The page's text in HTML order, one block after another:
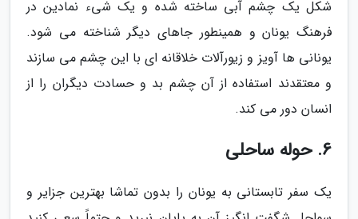
شکل یک چشم آبی ساخته شده و یک شیء نمادین در
فرهنگ یونان و همینطور جاهای دیگر شناخته می شود.
یونانی ها آویز و زیورآلات خلاقانه ای با این چشم می سازند
و معتقدند استفاده از آن چشم بد و حسادت دیگران را از
انسان دور می کند.
6. حوله ساحلی
یک سفر تابستانی به یونان را بدون تماشا بهترین جزایر و